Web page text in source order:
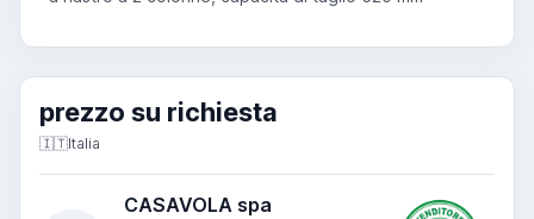
prezzo su richiesta
🇮🇹Italia
CASAVOLA spa